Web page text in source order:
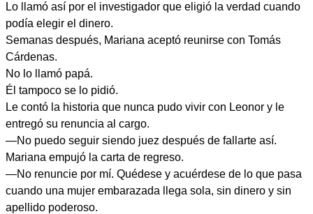
Lo llamó así por el investigador que eligió la verdad cuando
podía elegir el dinero.
Semanas después, Mariana aceptó reunirse con Tomás
Cárdenas.
No lo llamó papá.
Él tampoco se lo pidió.
Le contó la historia que nunca pudo vivir con Leonor y le
entregó su renuncia al cargo.
—No puedo seguir siendo juez después de fallarte así.
Mariana empujó la carta de regreso.
—No renuncie por mí. Quédese y acuérdese de lo que pasa
cuando una mujer embarazada llega sola, sin dinero y sin
apellido poderoso.